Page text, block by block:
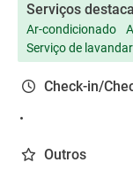
Serviços
Ar-condicionado
Serviço de
Check-in/
Outros